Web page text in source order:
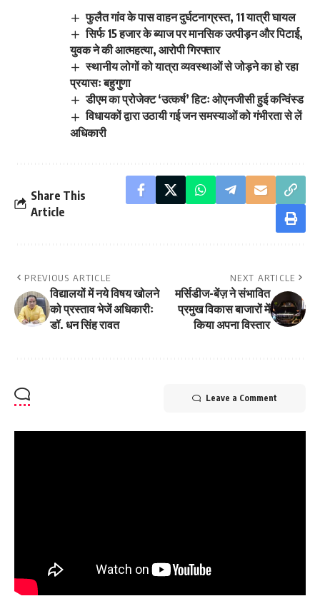
फुलैत गांव के पास वाहन दुर्घटनाग्रस्त, 11 यात्री घायल
सिर्फ 15 हजार के ब्याज पर मानसिक उत्पीड़न और पिटाई,
युवक ने की आत्महत्या, आरोपी गिरफ्तार
स्थानीय लोगों को यात्रा व्यवस्थाओं से जोड़ने का हो रहा
प्रयासः बहुगुणा
डीएम का प्रोजेक्ट ‘उत्कर्ष’ हिटः ओएनजीसी हुई कन्विंस्ड
विधायकों द्वारा उठायी गई जन समस्याओं को गंभीरता से लें
अधिकारी
Share This
Article
PREVIOUS ARTICLE
विद्यालयों में नये विषय खोलने
को प्रस्ताव भेजें अधिकारीः
डॉ. धन सिंह रावत
NEXT ARTICLE
मर्सिडीज-बेंज़ ने संभावित
प्रमुख विकास बाजारों में
किया अपना विस्तार
Leave a Comment